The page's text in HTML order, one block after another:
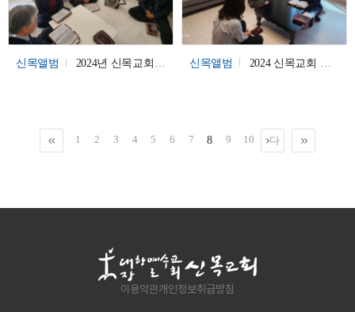
신목앨범 2024년 신목교회 봄대심방 신목앨범 2024 신목교회 봄대심방
1 2 3 4 5 6 7 8 9 10
다
이용약관개인정보취급방침